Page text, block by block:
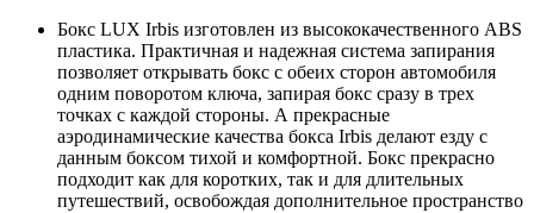
Бокс LUX Irbis изготовлен из высококачественного ABS
пластика. Практичная и надежная система запирания
позволяет открывать бокс с обеих сторон автомобиля
одним поворотом ключа, запирая бокс сразу в трех
точках с каждой стороны. А прекрасные
аэродинамические качества бокса Irbis делают езду с
данным боксом тихой и комфортной. Бокс прекрасно
подходит как для коротких, так и для длительных
путешествий, освобождая дополнительное пространство